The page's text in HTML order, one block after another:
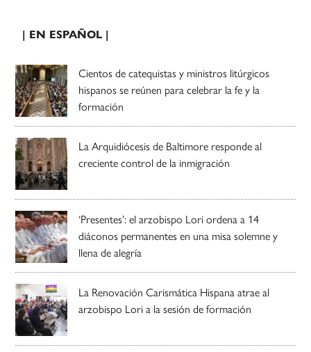
| EN ESPAÑOL |
Cientos de catequistas y ministros litúrgicos
hispanos se reúnen para celebrar la fe y la
formación
La Arquidiócesis de Baltimore responde al
creciente control de la inmigración
‘Presentes’: el arzobispo Lori ordena a 14
diáconos permanentes en una misa solemne y
llena de alegría
La Renovación Carismática Hispana atrae al
arzobispo Lori a la sesión de formación